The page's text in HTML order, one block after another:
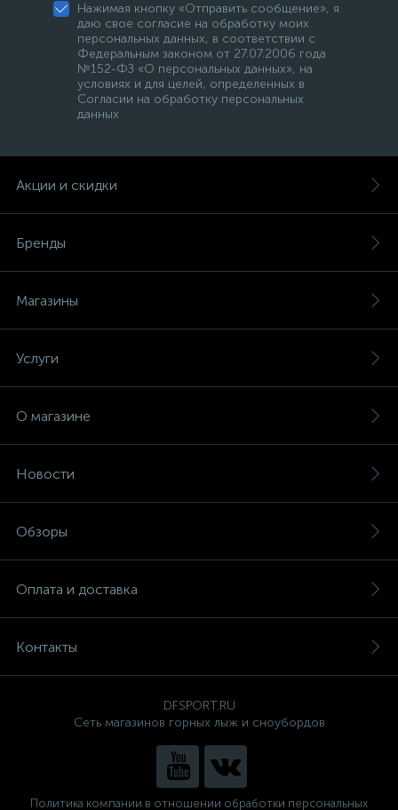
Нажимая кнопку «Отправить сообщение», я
даю свое согласие на обработку моих
персональных данных, в соответствии с
Федеральным законом от 27.07.2006 года
№152-ФЗ «О персональных данных», на
условиях и для целей, определенных в
Согласии на обработку персональных
данных
Акции и скидки
Бренды
Магазины
Услуги
О магазине
Новости
Обзоры
Оплата и доставка
Контакты
DFSPORT.RU
Сеть магазинов горных лыж и сноубордов
Политика компании в отношении обработки персональных